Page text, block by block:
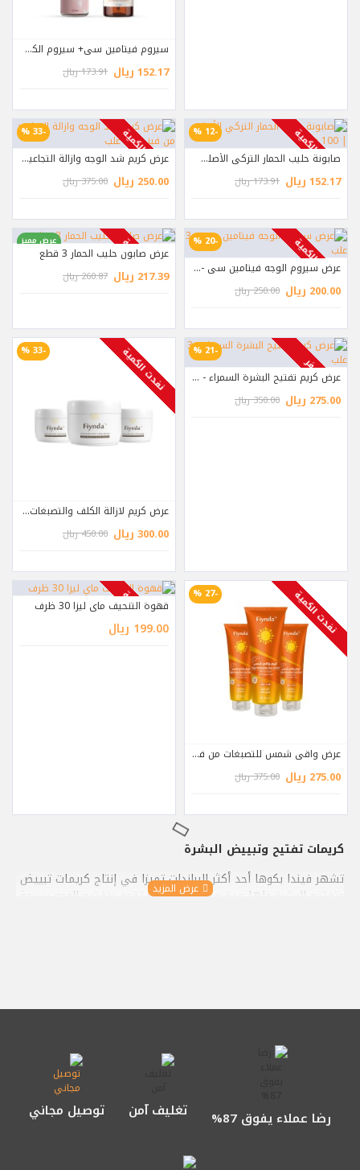
سيروم فيتامين سي+ سيروم الكولاجين
152.17 ريال 173.91 ريال
-12 % نفدت الكمية صابونة حليب الحمار التركي الأصلي | 100 غرام
152.17 ريال 173.91 ريال
-33 % نفدت الكمية عرض كريم شد الوجه وازالة التجاعيد من فيندا - 3 علب
250.00 ريال 375.00 ريال
-20 % نفدت الكمية عرض سيروم الوجه فيتامين سي - 3 علب
200.00 ريال 250.00 ريال
عرض مميز
-17 % نفدت الكمية
عرض صابون حليب الحمار 3 قطع
217.39 ريال 260.87 ريال
-21 %
متوفر عرض كريم تفتيح البشرة السمراء - 3 علب
275.00 ريال 350.00 ريال
-33 % نفدت الكمية
عرض كريم لازالة الكلف والتصبغات الجلدية - 3 علب
300.00 ريال 450.00 ريال
-27 % نفدت الكمية
عرض واقي شمس للتصبغات من فيندا 50 مل - 3 علب
275.00 ريال 375.00 ريال
نفدت الكمية
قهوة التنحيف ماي ليزا 30 ظرف
199.00 ريال
كريمات تفتيح وتبييض البشرة
تشهر فيندا بكوها أحد أكثر البراندات تميزا في إنتاج كريمات تبييض
وتفتيح البشرة ولها عدة منتجات متميزة تقوم بتفتيح الوحه بسرعة
وهو كريم خاص بتركيبة مميزة مجربة تسهم في تبييض الوجه
واليدين بسرعة وخلال فترة قصيرة، يأتي هذا الكريم في 50 مل،
ويمكن استعماله لشهر كامل بشكل يومي في الصباح والمساء
كريم حليب الحمار للتببيض
تشتهر كريمات حليب الحمار مؤخرا بفعاليتها وتميزها عن غيرها
رضا عملاء يفوق 87% تغليف آمن توصيل مجاني